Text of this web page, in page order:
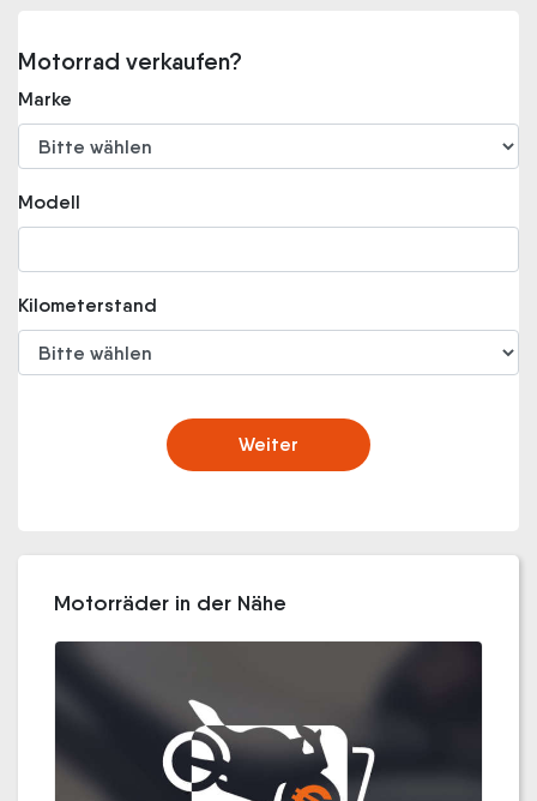
Motorrad verkaufen?
Marke
Modell
Kilometerstand
Weiter
Motorräder in der Nähe